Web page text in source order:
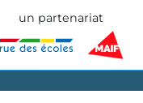
un partenariat